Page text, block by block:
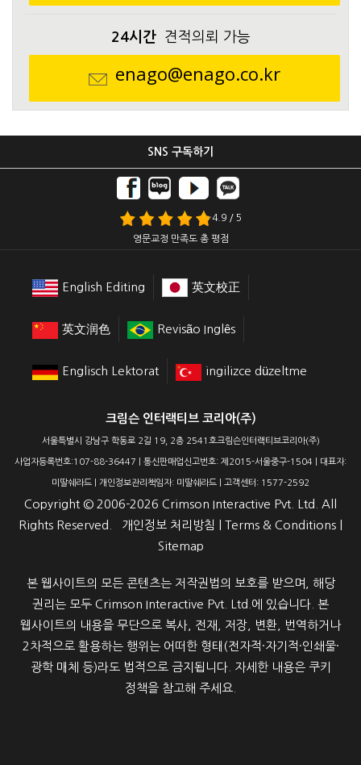
24시간견적의뢰 가능
enago@enago.co.kr
SNS 구독하기
4.9 / 5
영문교정 만족도 총 평점
English Editing 英文校正
英文润色 Revisão Inglês
Englisch Lektorat ingilizce düzeltme
크림슨 인터랙티브 코리아(주)
서울특별시 강남구 학동로 2길 19, 2층 2541호크림슨인터랙티브코리아(주)
사업자등록번호:107-88-36447 | 통신판매업신고번호: 제2015-서울중구-1504 | 대표자:
미딸쉐라드 | 개인정보관리책임자: 미딸쉐라드 | 고객센터: 1577-2592
Copyright © 2006-2026 Crimson Interactive Pvt. Ltd. All
Rights Reserved. 개인정보 처리방침 Terms & Conditions
Sitemap
본 웹사이트의 모든 콘텐츠는 저작권법의 보호를 받으며, 해당
권리는 모두 Crimson Interactive Pvt. Ltd.에 있습니다. 본
웹사이트의 내용을 무단으로 복사, 전재, 저장, 변환, 번역하거나
2차적으로 활용하는 행위는 어떠한 형태(전자적·자기적·인쇄물·
광학 매체 등)라도 법적으로 금지됩니다. 자세한 내용은 쿠키
정책을 참고해 주세요.